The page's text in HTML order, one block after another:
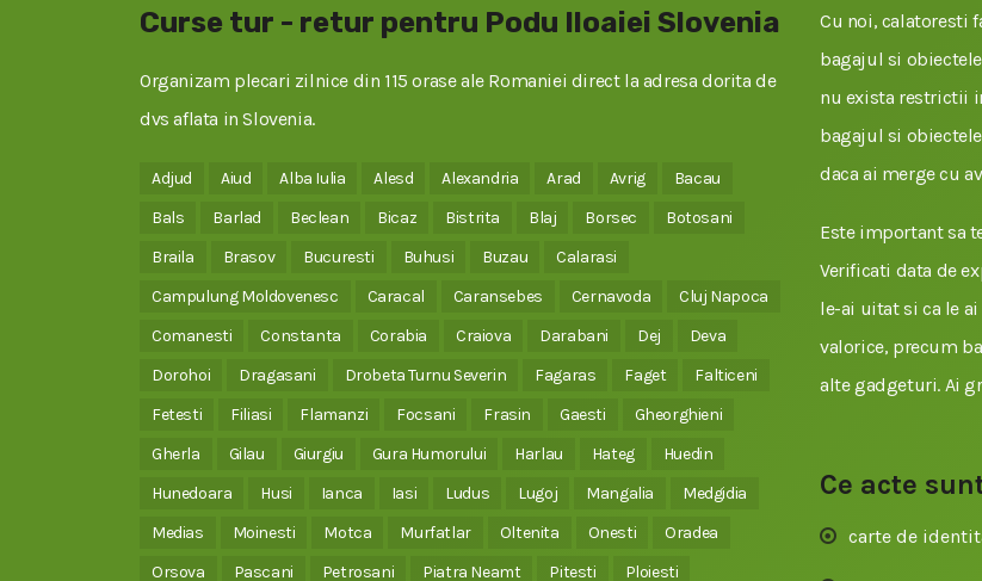
Curse tur - retur pentru Podu Iloaiei Slovenia
Organizam plecari zilnice din 115 orase ale Romaniei direct la adresa dorita de
dvs aflata in Slovenia.
Adjud Aiud Alba Iulia Alesd Alexandria Arad Avrig
Bacau
Bals
Barlad Beclean Bicaz Bistrita Blaj Borsec
Botosani
Braila
Brasov Bucuresti Buhusi Buzau
Calarasi
Campulung Moldovenesc
Caracal Caransebes Cernavoda
Cluj Napoca
Comanesti
Constanta Corabia Craiova Darabani Dej
Deva
Dorohoi
Dragasani Drobeta Turnu Severin Fagaras Faget
Falticeni
Fetesti
Filiasi Flamanzi Focsani Frasin Gaesti
Gheorghieni
Gherla
Gilau Giurgiu Gura Humorului Harlau Hateg
Huedin
Hunedoara
Husi Ianca Iasi Ludus Lugoj Mangalia
Medgidia
Medias
Moinesti Motca Murfatlar Oltenita Onesti
Oradea
Orsova
Pascani Petrosani Piatra Neamt Pitesti Ploiesti
Cu noi, calatoresti
bagajul si
nu exista restrictii
bagajul si
daca ai merge cu
Este important sa
Verificati data de
le-ai uitat si ca le
valorice, precum
alte gadgeturi. Ai
Ce acte
carte de